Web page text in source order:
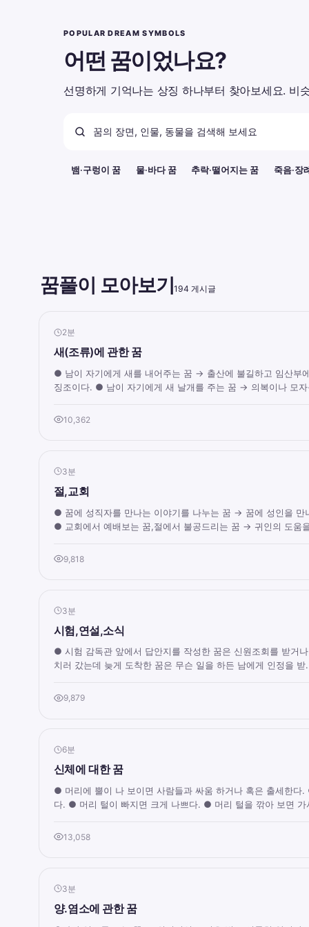
POPULAR DREAM SYMBOLS
어떤 꿈이었나요?
선명하게 기억나는 상징 하나부터 찾아보세요. 비
뱀·구렁이 꿈 물·바다 꿈 추락·떨어지는 꿈 죽음·장
꿈풀이 모아보기194 게시글
2분
새(조류)에 관한 꿈
● 남이 자기에게 새를 내어주는 꿈 → 출산에 불길하고 임산부
징조이다. ● 남이 자기에게 새 날개를 주는 꿈 → 의복이나 모
10,362
3분
절,교회
● 꿈에 성직자를 만나는 이야기를 나누는 꿈 → 꿈에 성인을 만
● 교회에서 예배보는 꿈,절에서 불공드리는 꿈 → 귀인의 도움
9,818
3분
시험,연설,소식
● 시험 감독관 앞에서 답안지를 작성한 꿈은 신원조회를 받거
치러 갔는데 늦게 도착한 꿈은 무슨 일을 하든 남에게 인정을 받
9,879
6분
신체에 대한 꿈
● 머리에 뿔이 나 보이면 사람들과 싸움 하거나 혹은 출세한다
다. ● 머리 털이 빠지면 크게 나쁘다. ● 머리 털을 깎아 보면 가
13,058
3분
양.염소에 관한 꿈